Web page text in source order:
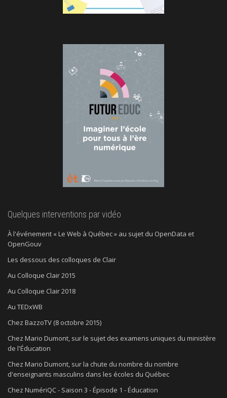
Quelques interventions par vidéo
À l'événement « Le Web à Québec » au sujet du OpenData et
OpenGouv
Les dessous des colloques de Clair
Au Colloque Clair 2015
Au Colloque Clair 2018
Au TEDxWB
Chez BazzoTV (8 octobre 2015)
Chez Mario Dumont, sur le sujet des examens uniques du ministère
de l'Éducation
Chez Mario Dumont, sur la chute du nombre du nombre
d'enseignants masculins dans les écoles du Québec
Chez NumériQC - Saison 3 - Épisode 1 - Éducation